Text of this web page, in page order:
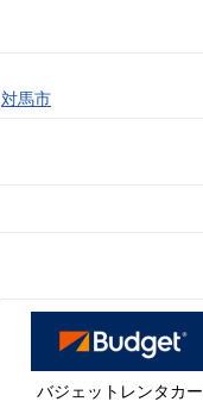
対馬市
バジェットレンタカー